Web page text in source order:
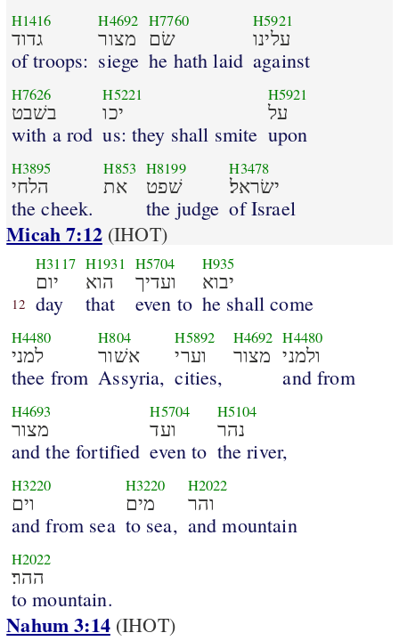
H1416
גדוד
of troops:
H4692
מצור
siege
H7760
שׂם
he hath laid
H5921
עלינו
against
H7626
בשׁבט
with a rod
H5221
יכו
us: they shall smite
H5921
על
upon
H3895
הלחי
the cheek.
H853
את
H8199
שׁפט
the judge
H3478
ישׂראל׃
of Israel
Micah 7:12(IHOT)
12
H3117
יום
day
H1931
הוא
that
H5704
ועדיך
even to
H935
יבוא
he shall come
H4480
למני
thee from
H804
אשׁור
Assyria,
H5892
וערי
cities,
H4692
מצור
H4480
ולמני
and from
H4693
מצור
and the fortified
H5704
ועד
even to
H5104
נהר
the river,
H3220
וים
and from sea
H3220
מים
to sea,
H2022
והר
and mountain
H2022
ההר׃
to mountain.
Nahum 3:14(IHOT)